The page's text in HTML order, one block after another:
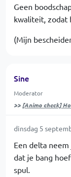
Geen
kwaliteit, zodat
(Mijn
Sine
Moderator
>> [Animo check]
dinsdag 5
Een delta
dat je bang
spul.